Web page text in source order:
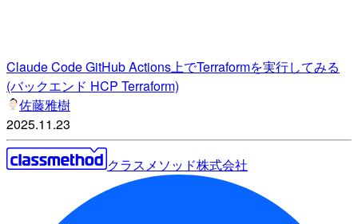
Claude Code GitHub Actions上でTerraformを実行してみる
(バックエンド HCP Terraform)
佐藤雅樹
2025.11.23
クラスメソッド株式会社